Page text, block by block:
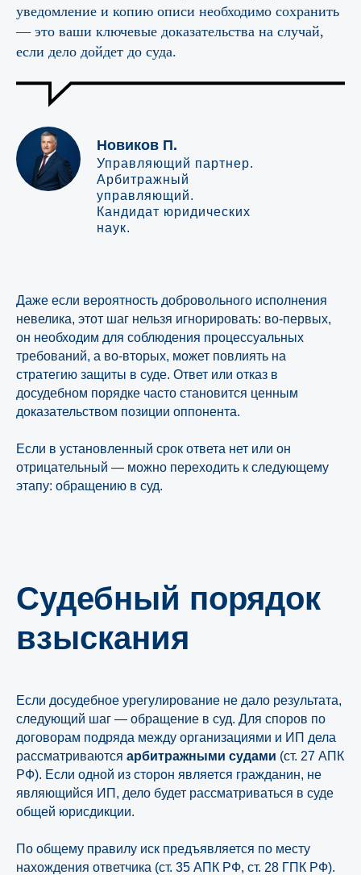
уведомление и копию описи необходимо сохранить
— это ваши ключевые доказательства на случай,
если дело дойдет до суда.
Новиков П.
Управляющий партнер.
Арбитражный
управляющий.
Кандидат юридических
наук.
Даже если вероятность добровольного исполнения
невелика, этот шаг нельзя игнорировать: во-первых,
он необходим для соблюдения процессуальных
требований, а во-вторых, может повлиять на
стратегию защиты в суде. Ответ или отказ в
досудебном порядке часто становится ценным
доказательством позиции оппонента.
Если в установленный срок ответа нет или он
отрицательный — можно переходить к следующему
этапу: обращению в суд.
Судебный порядок
взыскания
Если досудебное урегулирование не дало результата,
следующий шаг — обращение в суд. Для споров по
договорам подряда между организациями и ИП дела
рассматриваются арбитражными судами (ст. 27 АПК
РФ). Если одной из сторон является гражданин, не
являющийся ИП, дело будет рассматриваться в суде
общей юрисдикции.
По общему правилу иск предъявляется по месту
нахождения ответчика (ст. 35 АПК РФ, ст. 28 ГПК РФ).